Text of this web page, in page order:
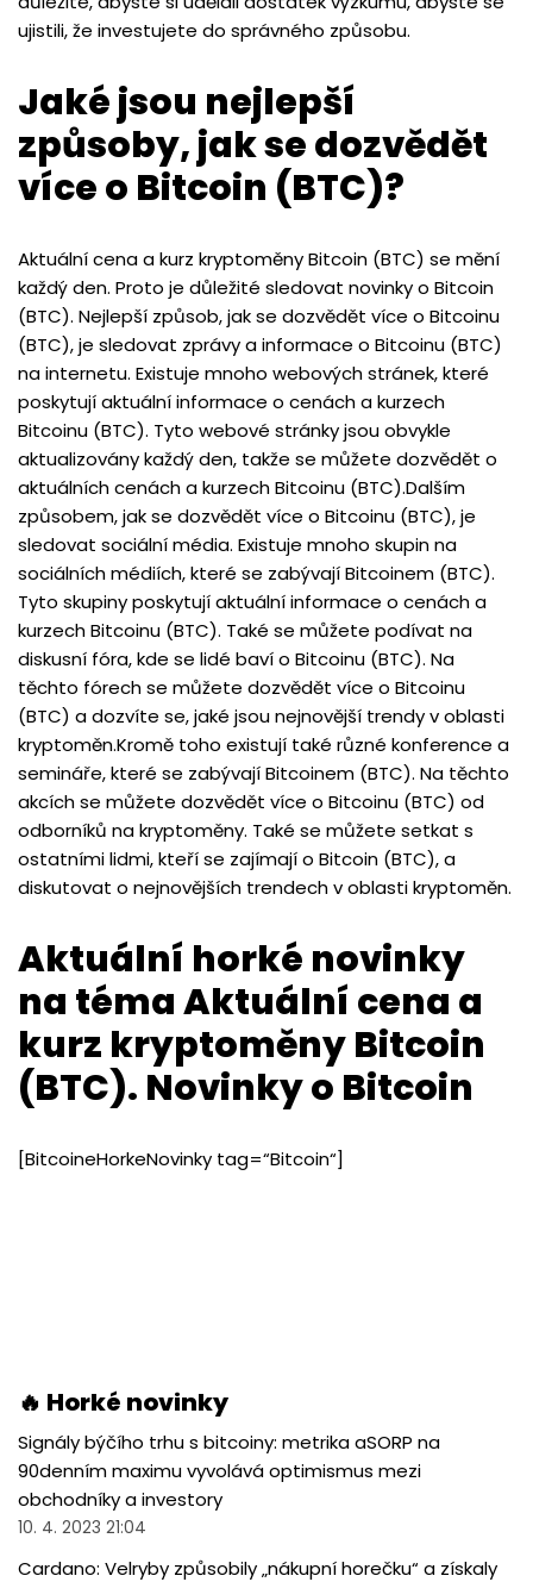
ujistili, že investujete do správného způsobu.
Jaké jsou nejlepší
způsoby, jak se dozvědět
více o Bitcoin (BTC)?
Aktuální cena a kurz kryptoměny Bitcoin (BTC) se mění
každý den. Proto je důležité sledovat novinky o Bitcoin
(BTC). Nejlepší způsob, jak se dozvědět více o Bitcoinu
(BTC), je sledovat zprávy a informace o Bitcoinu (BTC)
na internetu. Existuje mnoho webových stránek, které
poskytují aktuální informace o cenách a kurzech
Bitcoinu (BTC). Tyto webové stránky jsou obvykle
aktualizovány každý den, takže se můžete dozvědět o
aktuálních cenách a kurzech Bitcoinu (BTC).Dalším
způsobem, jak se dozvědět více o Bitcoinu (BTC), je
sledovat sociální média. Existuje mnoho skupin na
sociálních médiích, které se zabývají Bitcoinem (BTC).
Tyto skupiny poskytují aktuální informace o cenách a
kurzech Bitcoinu (BTC). Také se můžete podívat na
diskusní fóra, kde se lidé baví o Bitcoinu (BTC). Na
těchto fórech se můžete dozvědět více o Bitcoinu
(BTC) a dozvíte se, jaké jsou nejnovější trendy v oblasti
kryptoměn.Kromě toho existují také různé konference a
semináře, které se zabývají Bitcoinem (BTC). Na těchto
akcích se můžete dozvědět více o Bitcoinu (BTC) od
odborníků na kryptoměny. Také se můžete setkat s
ostatními lidmi, kteří se zajímají o Bitcoin (BTC), a
diskutovat o nejnovějších trendech v oblasti kryptoměn.
Aktuální horké novinky
na téma Aktuální cena a
kurz kryptoměny Bitcoin
(BTC). Novinky o Bitcoin
[BitcoineHorkeNovinky tag=“Bitcoin“]
🔥 Horké novinky
Signály býčího trhu s bitcoiny: metrika aSORP na
90denním maximu vyvolává optimismus mezi
obchodníky a investory
10. 4. 2023 21:04
Cardano: Velryby způsobily „nákupní horečku“ a získaly